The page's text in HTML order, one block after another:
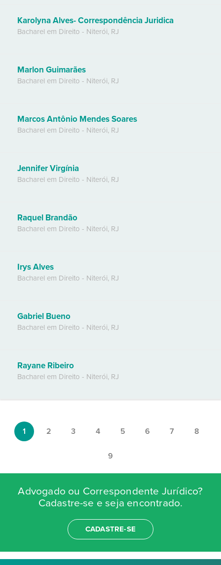
Karolyna Alves- Correspondência Juridica
Bacharel em Direito - Niterói, RJ
Marlon Guimarães
Bacharel em Direito - Niterói, RJ
Marcos Antônio Mendes Soares
Bacharel em Direito - Niterói, RJ
Jennifer Virgínia
Bacharel em Direito - Niterói, RJ
Raquel Brandão
Bacharel em Direito - Niterói, RJ
Irys Alves
Bacharel em Direito - Niterói, RJ
Gabriel Bueno
Bacharel em Direito - Niterói, RJ
Rayane Ribeiro
Bacharel em Direito - Niterói, RJ
1 2 3 4 5 6 7 8
9
Advogado ou Correspondente Jurídico?
Cadastre-se e seja encontrado.
CADASTRE-SE